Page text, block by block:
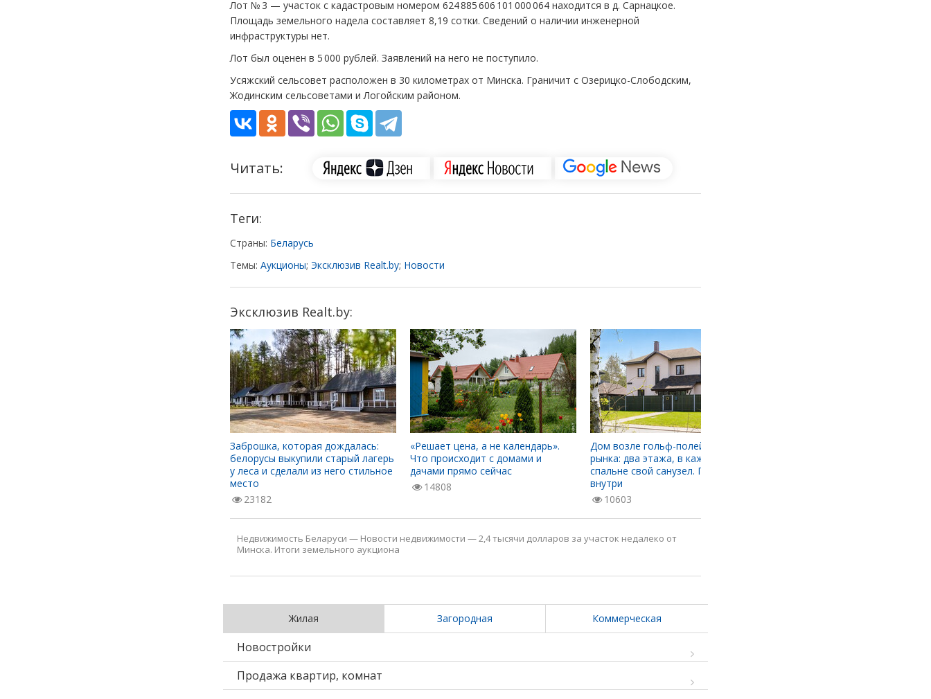
Лот № 3 — участок с кадастровым номером 624 885 606 101 000 064 находится в д. Сарнацкое.
Площадь земельного надела составляет 8,19 сотки. Сведений о наличии инженерной
инфраструктуры нет.
Лот был оценен в 5 000 рублей. Заявлений на него не поступило.
Усяжский сельсовет расположен в 30 километрах от Минска. Граничит с Озерицко-Слободским,
Жодинским сельсоветами и Логойским районом.
Читать:
Теги:
Страны: Беларусь
Темы: Аукционы; Эксклюзив Realt.by; Новости
Эксклюзив Realt.by:
Заброшка, которая дождалась:
белорусы выкупили старый лагерь
у леса и сделали из него стильное
место
23182
«Решает цена, а не календарь».
Что происходит с домами и
дачами прямо сейчас
14808
Дом возле гольф-полей дешевле
рынка: два этажа, в каждой
спальне свой санузел. Побывали
внутри
10603
Недвижимость Беларуси — Новости недвижимости —2,4 тысячи долларов за участок недалеко от
Минска. Итоги земельного аукциона
Жилая Загородная Коммерческая
Новостройки
Продажа квартир, комнат